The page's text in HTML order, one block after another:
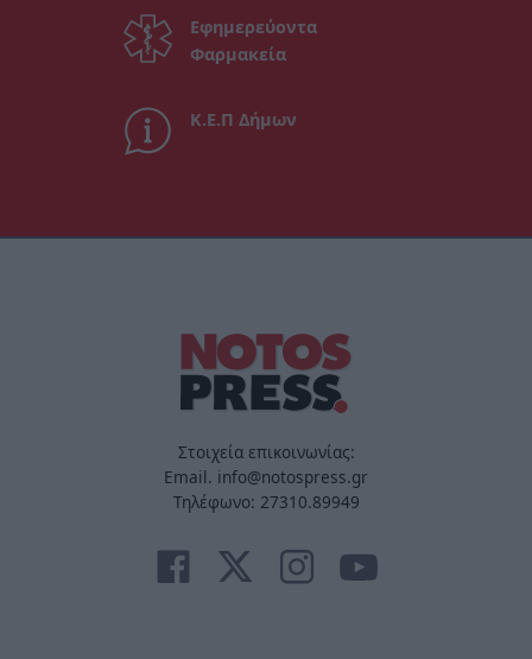
Εφημερεύοντα
Φαρμακεία
Κ.Ε.Π Δήμων
Στοιχεία επικοινωνίας:
Email. info@notospress.gr
Τηλέφωνο: 27310.89949